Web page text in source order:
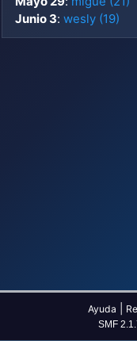
Junio 3: wesly (19)
Ayuda
SMF